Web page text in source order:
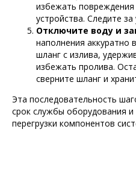
избежать
устройства. Следите
Отключите воду и
наполнения аккуратно
шланг с излива,
избежать пролива.
сверните шланг и
Эта последовательность
срок службы оборудования
перегрузки компонентов